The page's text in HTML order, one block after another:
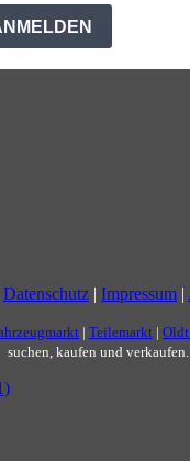
Datenschutz | Impressum |
| Teilemarkt |
suchen, kaufen und verkaufen.